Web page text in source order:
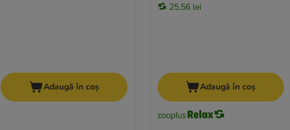
Adaugă în coș
25,56 lei
Adaugă în coș